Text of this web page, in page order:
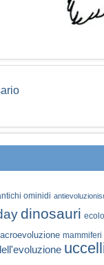
ominidi
dinosauri
mammiferi